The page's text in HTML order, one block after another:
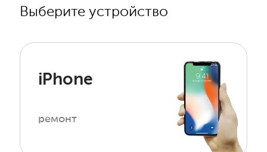
Выберите устройство
iPhone
ремонт